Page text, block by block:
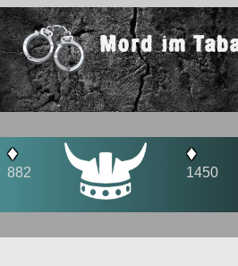
Mord im
♦
1450